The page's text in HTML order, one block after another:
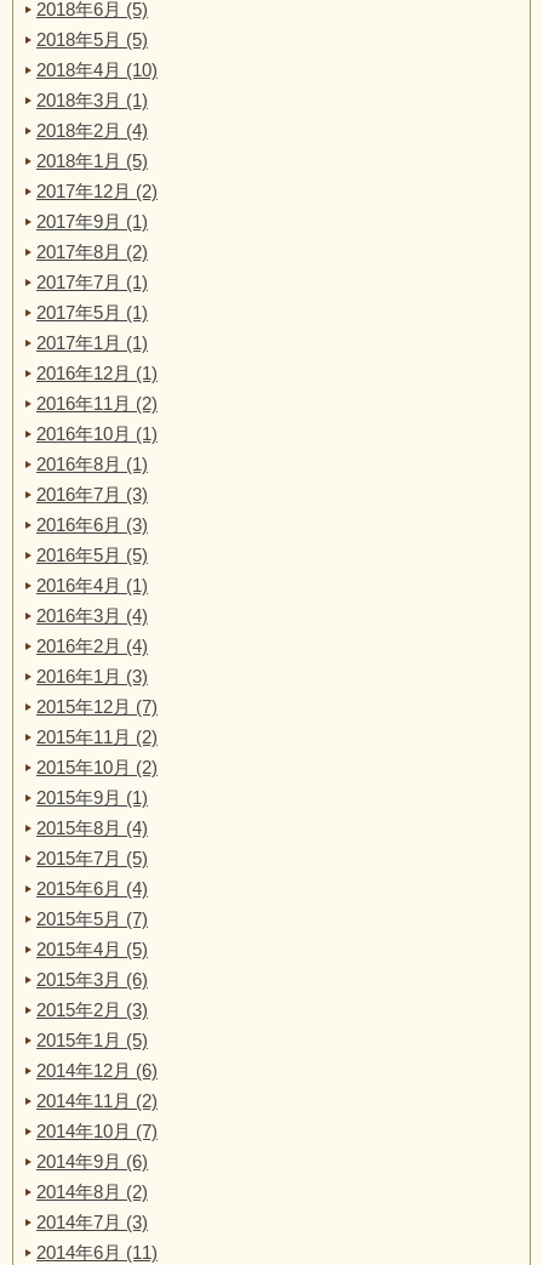
2018年6月 (5)
2018年5月 (5)
2018年4月 (10)
2018年3月 (1)
2018年2月 (4)
2018年1月 (5)
2017年12月 (2)
2017年9月 (1)
2017年8月 (2)
2017年7月 (1)
2017年5月 (1)
2017年1月 (1)
2016年12月 (1)
2016年11月 (2)
2016年10月 (1)
2016年8月 (1)
2016年7月 (3)
2016年6月 (3)
2016年5月 (5)
2016年4月 (1)
2016年3月 (4)
2016年2月 (4)
2016年1月 (3)
2015年12月 (7)
2015年11月 (2)
2015年10月 (2)
2015年9月 (1)
2015年8月 (4)
2015年7月 (5)
2015年6月 (4)
2015年5月 (7)
2015年4月 (5)
2015年3月 (6)
2015年2月 (3)
2015年1月 (5)
2014年12月 (6)
2014年11月 (2)
2014年10月 (7)
2014年9月 (6)
2014年8月 (2)
2014年7月 (3)
2014年6月 (11)